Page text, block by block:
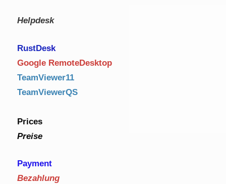
Helpdesk
RustDesk
Google RemoteDesktop
TeamViewer11
TeamViewerQS
Prices
Preise
Payment
Bezahlung